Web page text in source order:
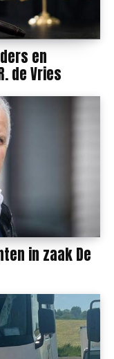
en
de Vries
in zaak De